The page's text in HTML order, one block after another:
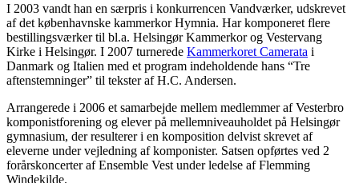
I 2003 vandt han en særpris i konkurrencen Vandværker, udskrevet
af det københavnske kammerkor Hymnia. Har komponeret flere
bestillingsværker til bl.a. Helsingør Kammerkor og Vestervang
Kirke i Helsingør. I 2007 turnerede Kammerkoret Camerata i
Danmark og Italien med et program indeholdende hans “Tre
aftenstemninger” til tekster af H.C. Andersen.
Arrangerede i 2006 et samarbejde mellem medlemmer af Vesterbro
komponistforening og elever på mellemniveauholdet på Helsingør
gymnasium, der resulterer i en komposition delvist skrevet af
eleverne under vejledning af komponister. Satsen opførtes ved 2
forårskoncerter af Ensemble Vest under ledelse af Flemming
Windekilde.